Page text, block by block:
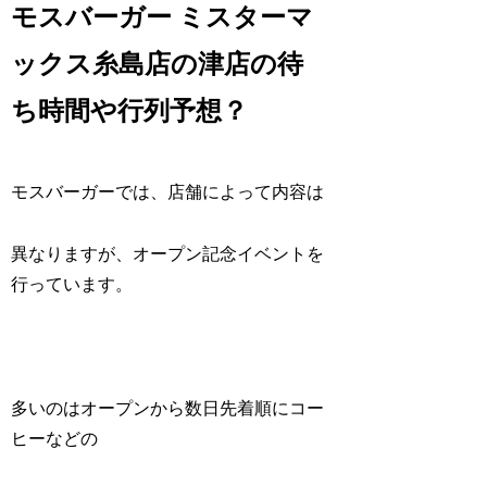
モスバーガー ミスターマ
ックス糸島店の津店の待
ち時間や行列予想？
モスバーガーでは、店舗によって内容は
異なりますが、オープン記念イベントを
行っています。
多いのはオープンから数日先着順にコー
ヒーなどの